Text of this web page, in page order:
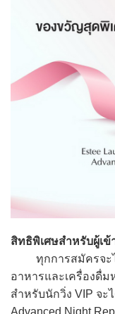
สิทธิพิเศษสำหรับผู้เข้
ทุกการสมัครจะได้
อาหารและเครื่องดื่ม
สำหรับนักวิ่ง VIP จ
Advanced Night